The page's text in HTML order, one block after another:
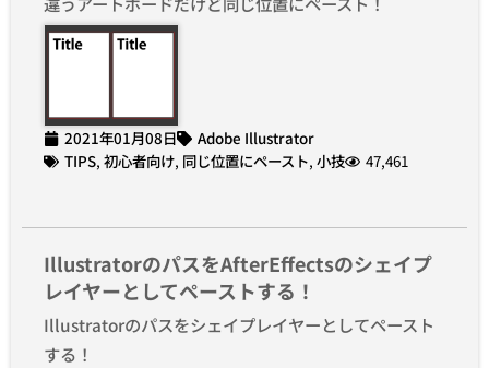
2021年01月08日
Adobe Illustrator
TIPS, 初心者向け, 同じ位置にペースト, 小技 47,461
IllustratorのパスをAfterEffectsのシェイプ
レイヤーとしてペーストする！
Illustratorのパスをシェイプレイヤーとしてペースト
する！